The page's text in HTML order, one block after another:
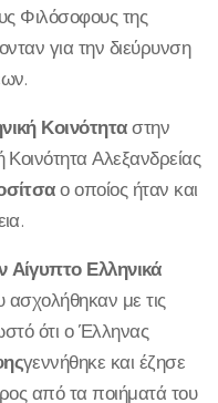
Φιλόσοφους της
για την διεύρυνση
Κοινότηταστην
Αλεξανδρείας
ο οποίος ήταν και
Αίγυπτο Ελληνικά
ασχολήθηκαν με τις
ότι ο Έλληνας
γεννήθηκε και έζησε
από τα ποιήματά του